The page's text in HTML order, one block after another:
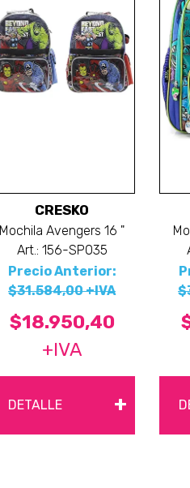
CRESKO
Mochila Avengers 16 "
Art.: 156-SP035
Precio Anterior:
$31.584,00 +IVA
$18.950,40
+IVA
DETALLE +